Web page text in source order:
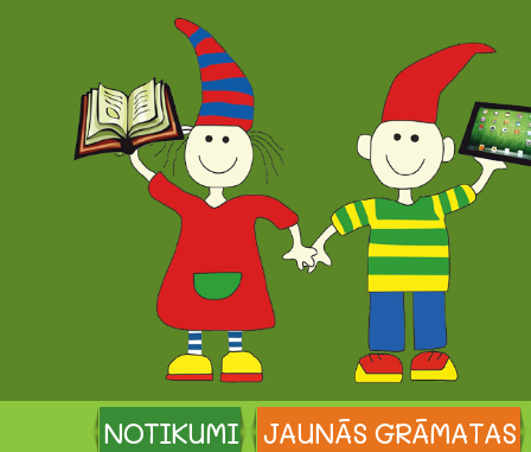
NOTIKUMI
JAUNĀS GRĀMATAS